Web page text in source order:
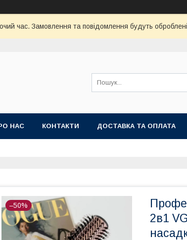
час. Замовлення та повідомлення будуть
НАС КОНТАКТИ ДОСТАВКА ТА ОПЛАТА
–50%
2в1